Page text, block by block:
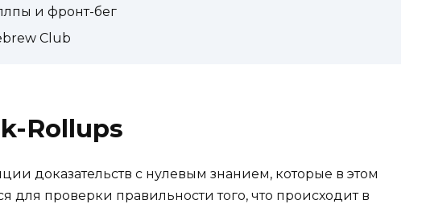
и фронт-бег
Club
Rollups
доказательств с нулевым знанием, которые в этом
для проверки правильности того, что происходит в